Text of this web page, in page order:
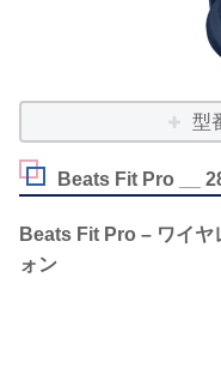
型
Beats Fit Pro __
Beats Fit Pro – ワイヤ
ォン